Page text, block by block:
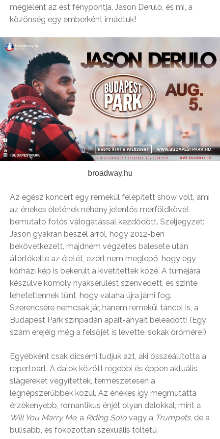
megjelent az est fénypontja, Jason Derulo, és mi, a
közönség egy emberként imádtuk!
broadway.hu
Az egész koncert egy remekül felépített show volt, ami
az énekes életének néhány jelentős mérföldkövét
bemutató fotós válogatással kezdődött. Széljegyzet:
Jason gyakran beszél arról, hogy 2012-ben
bekövetkezett, majdnem végzetes balesete után
átértékelte az életét, ezért nem meglepő, hogy egy
kórházi kép is bekerült a kivetítettek közé. A turnéjára
készülve komoly nyaksérülést szenvedett, és szinte
lehetetlennek tűnt, hogy valaha újra járni fog.
Szerencsére nemcsak jár, hanem remekül táncol is, a
Budapest Park színpadán apait-anyait beleadott! (Egy
szám erejéig még a felsőjét is levette, sokak örömére!)
Egyébként csak dicsérni tudjuk azt, aki összeállította a
repertoárt. A dalok között régebbi és éppen aktuális
slágereket vegyítettek, természetesen a
legnépszerűbbek közül. Az énekes így megmutatta
érzékenyebb, romantikus énjét olyan dalokkal, mint a
Will You Marry Me, a Riding Solo vagy a Trumpets, de a
bulisabb, és fokozottan szexuális töltetű